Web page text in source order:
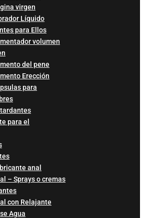
virgen
Líquido
para Ellos
volumen
del pene
Erección
para
para el
anal
– Sprays o cremas
con Relajante
Agua